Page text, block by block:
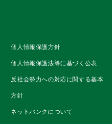
個人情報保護方針
個人情報保護法等に基づく公表
反社会勢力への対応に関する基本
方針
ネットバンクについて